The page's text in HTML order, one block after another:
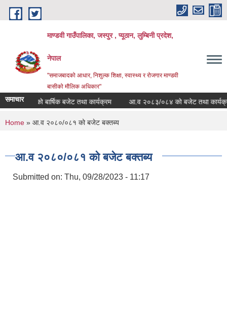
Skip to main content
माण्डवी गाउँपालिका, जस्पुर , प्यूठान, लुम्बिनी प्रदेश,
नेपाल
"समाजबादको आधार, निशुल्क शिक्षा, स्वास्थ्य र रोजगार माण्डवी
बासीको मौलिक अधिकार"
समाचार
०८४ को बार्षिक बजेट तथा कार्यक्रम आ.व २०८३/०८४ को बजेट तथा कार्यक्रम
You are here
Home » आ.व २०८०/०८१ को बजेट बक्तब्य
आ.व २०८०/०८१ को बजेट बक्तब्य
Submitted on: Thu, 09/28/2023 - 11:17